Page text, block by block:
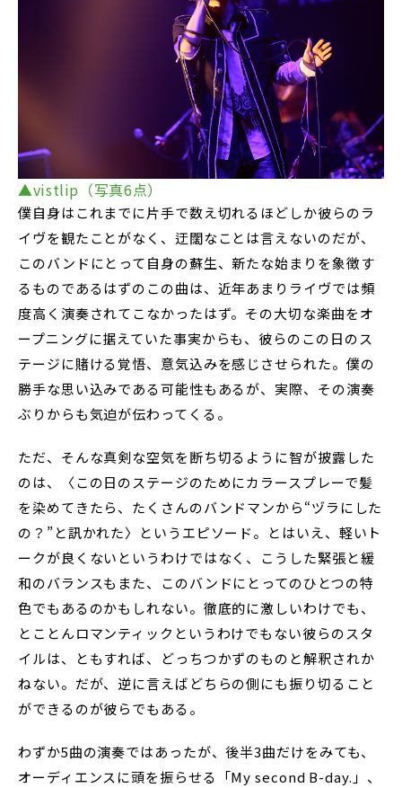
▲vistlip（写真6点）
僕自身はこれまでに片手で数え切れるほどしか彼らのラ
イヴを観たことがなく、迂闊なことは言えないのだが、
このバンドにとって自身の蘇生、新たな始まりを象徴す
るものであるはずのこの曲は、近年あまりライヴでは頻
度高く演奏されてこなかったはず。その大切な楽曲をオ
ープニングに据えていた事実からも、彼らのこの日のス
テージに賭ける覚悟、意気込みを感じさせられた。僕の
勝手な思い込みである可能性もあるが、実際、その演奏
ぶりからも気迫が伝わってくる。
ただ、そんな真剣な空気を断ち切るように智が披露した
のは、〈この日のステージのためにカラースプレーで髪
を染めてきたら、たくさんのバンドマンから“ヅラにした
の？”と訊かれた〉というエピソード。とはいえ、軽いト
ークが良くないというわけではなく、こうした緊張と緩
和のバランスもまた、このバンドにとってのひとつの特
色でもあるのかもしれない。徹底的に激しいわけでも、
とことんロマンティックというわけでもない彼らのスタ
イルは、ともすれば、どっちつかずのものと解釈されか
ねない。だが、逆に言えばどちらの側にも振り切ること
ができるのが彼らでもある。
わずか5曲の演奏ではあったが、後半3曲だけをみても、
オーディエンスに頭を振らせる「My second B-day.」、